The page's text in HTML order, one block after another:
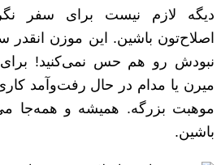
دیگه لازم نیست برای سفر
اصلاح‌تون باشین. این موزن انقدر
نبودش رو هم حس نمی‌کنید! برای
میرن یا مدام در حال رفت‌وآمد
موهبت بزرگه. همیشه و همه‌جا
باشین.